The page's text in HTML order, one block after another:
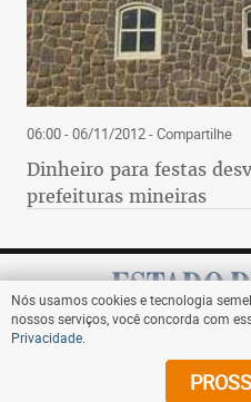
Nós usamos cookies e tecnologia
nossos serviços, você concorda com
Privacidade
06:00 - 06/11/2012- Compartilhe
Dinheiro para festas
prefeituras mineiras